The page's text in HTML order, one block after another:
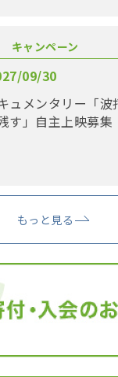
キャンペーン
09/30
ュメンタリー「
す」自主上映募集
もっと見る